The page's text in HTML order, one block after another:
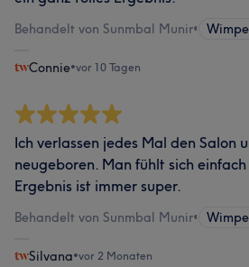
Behandelt von Sunmbal Munir•
Connie•vor 10 Tagen
Ich verlassen jedes Mal den Salon
neugeboren. Man fühlt sich
Ergebnis ist immer super.
Behandelt von Sunmbal Munir•
Silvana•vor 2 Monaten